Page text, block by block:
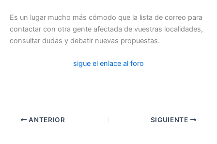
Es un lugar mucho más cómodo que la lista de correo para
contactar con otra gente afectada de vuestras localidades,
consultar dudas y debatir nuevas propuestas.
sigue el enlace al foro
ANTERIOR SIGUIENTE